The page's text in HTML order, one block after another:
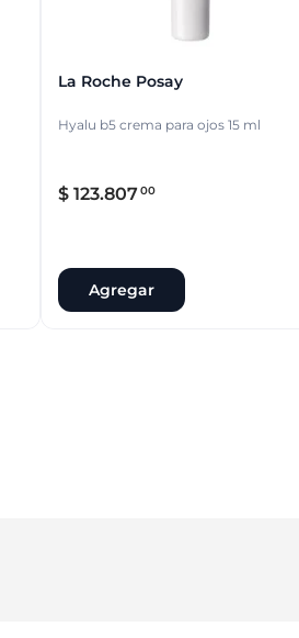
La Roche Posay
Hyalu b5 crema para ojos 15 ml
$ 123.80700
Agregar